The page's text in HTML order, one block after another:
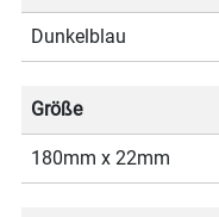
Dunkelblau
Größe
180mm x 22mm